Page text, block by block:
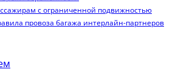
с ограниченной подвижностью
провоза багажа интерлайн-партнеров